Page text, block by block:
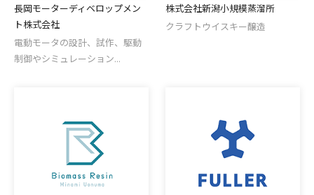
長岡モーターディベロップメン
ト株式会社
電動モータの設計、試作、駆動
制御やシミュレーション...
株式会社新潟小規模蒸溜所
クラフトウイスキー醸造